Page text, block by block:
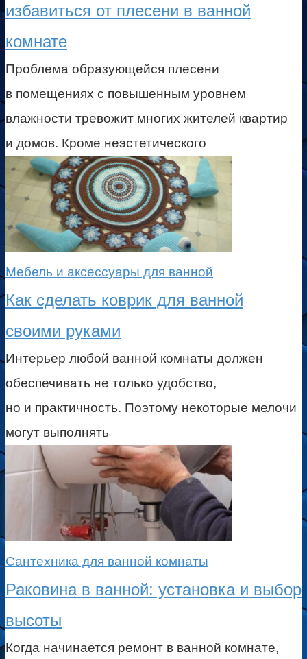
избавиться от плесени в ванной
комнате
Проблема образующейся плесени
в помещениях с повышенным уровнем
влажности тревожит многих жителей квартир
и домов. Кроме неэстетического
Мебель и аксессуары для ванной
Как сделать коврик для ванной
своими руками
Интерьер любой ванной комнаты должен
обеспечивать не только удобство,
но и практичность. Поэтому некоторые мелочи
могут выполнять
Сантехника для ванной комнаты
Раковина в ванной: установка и выбор
высоты
Когда начинается ремонт в ванной комнате,